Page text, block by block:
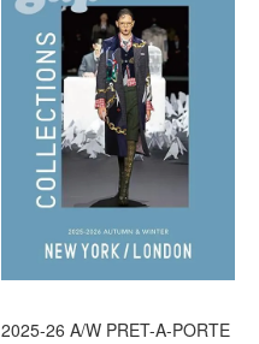
2025-26 A/W PRET-A-PORTE